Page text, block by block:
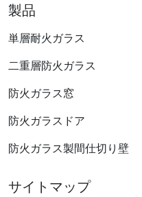
製品
単層耐火ガラス
二重層防火ガラス
防火ガラス窓
防火ガラスドア
防火ガラス製間仕切り壁
サイトマップ